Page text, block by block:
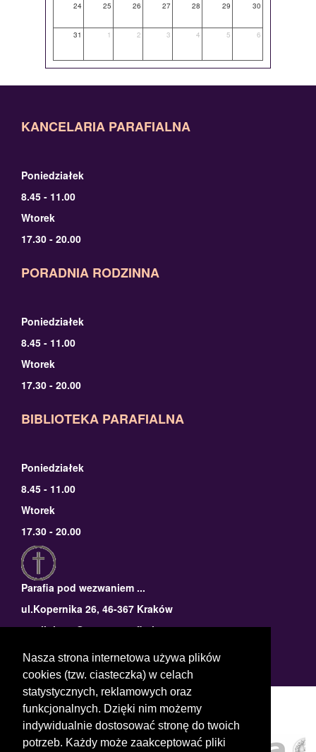
Nasza strona internetowa używa plików
cookies (tzw. ciasteczka) w celach
statystycznych, reklamowych oraz
funkcjonalnych. Dzięki nim możemy
indywidualnie dostosować stronę do twoich
potrzeb. Każdy może zaakceptować pliki
24 25 26 27 28 29 30
31 1 2 3 4 5 6
KANCELARIA PARAFIALNA
Poniedziałek
8.45 - 11.00
Wtorek
17.30 - 20.00
PORADNIA RODZINNA
Poniedziałek
8.45 - 11.00
Wtorek
17.30 - 20.00
BIBLIOTEKA PARAFIALNA
Poniedziałek
8.45 - 11.00
Wtorek
17.30 - 20.00
Parafia pod wezwaniem ...
ul.Kopernika 26, 46-367 Kraków
email: logo@nazwaparafi.pl
tel: 58 820 85 82